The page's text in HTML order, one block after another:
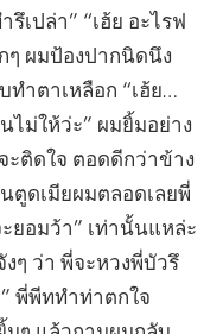
เปล่า” “เฮ้ย อะไรฟ
ๆ ผมป้องปากนิดนึง
ทำตาเหลือก “เฮ้ย…
ม่ให้ว่ะ” ผมยิ้มอย่าง
ะติดใจ ตอดดีกว่าข้าง
ตูดเมียผมตลอดเลยพี่
ยอมว้า” เท่านั้นแหล่ะ
ๆ ว่า พี่จะหวงพี่บัวรึ
พี่พีททำท่าตกใจ